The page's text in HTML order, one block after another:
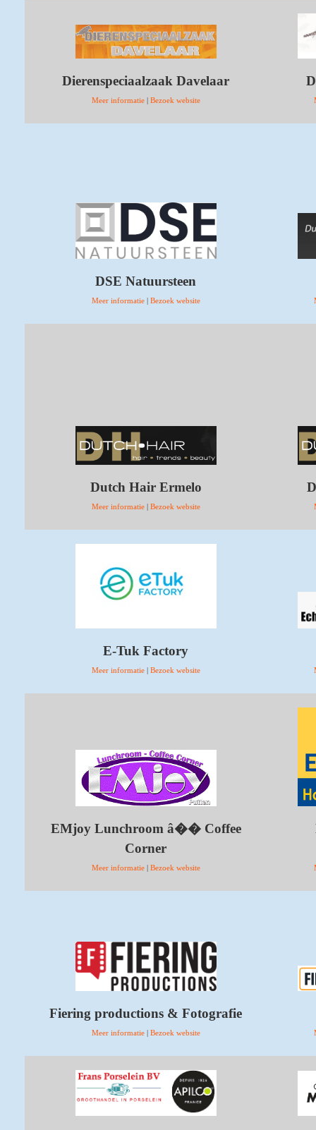
Dierenspeciaalzaak Davelaar
Meer informatie| Bezoek website
DSE Natuursteen
Meer informatie| Bezoek website
Dutch Hair Ermelo
Meer informatie| Bezoek website
E-Tuk Factory
Meer informatie| Bezoek website
EMjoy Lunchroom â�� Coffee
Corner
Meer informatie| Bezoek website
Fiering productions & Fotografie
Meer informatie| Bezoek website